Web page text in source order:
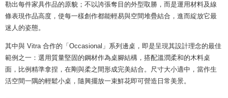
勒出每件家具作品的原貌；不以誇張奪目的外型取勝，而是運用材料及線
條表現作品高度，使每一樣創作都能輕易與空間堆疊結合，進而綻放它最
迷人的姿態。
其中與 Vitra 合作的「Occasional」系列邊桌，即是呈現其設計理念的最佳
範例之一：選用質量堅固的鋼材作為桌腳結構，搭配溫潤柔和的木料桌
面，比例精準拿捏，在剛與柔之間形成完美結合。尺寸大小適中，當作生
活空間一隅的輕鬆小桌，隨興擺放一束鮮花即可營造日常美景。